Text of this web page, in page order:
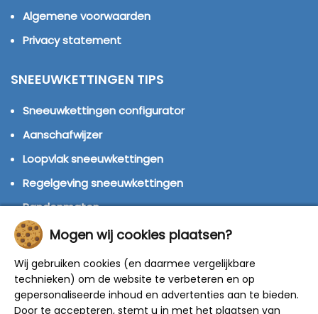
Algemene voorwaarden
Privacy statement
SNEEUWKETTINGEN TIPS
Sneeuwkettingen configurator
Aanschafwijzer
Loopvlak sneeuwkettingen
Regelgeving sneeuwkettingen
Bandenmaten
Montage handleidingen
Winterbanden
Mogen wij cookies plaatsen?
Wij gebruiken cookies (en daarmee vergelijkbare
technieken) om de website te verbeteren en op
gepersonaliseerde inhoud en advertenties aan te bieden.
Door te accepteren, stemt u in met het plaatsen van